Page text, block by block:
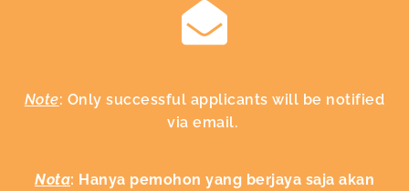
Note: Only successful applicants will be notified
via email.
Nota: Hanya pemohon yang berjaya saja akan